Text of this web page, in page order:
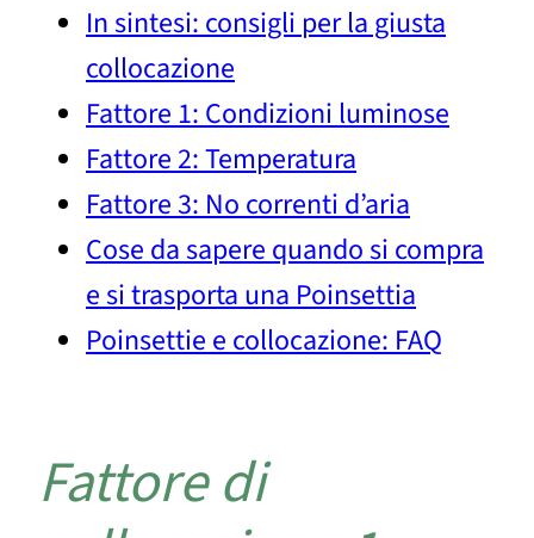
In sintesi: consigli per la giusta
collocazione
Fattore 1: Condizioni luminose
Fattore 2: Temperatura
Fattore 3: No correnti d’aria
Cose da sapere quando si compra
e si trasporta una Poinsettia
Poinsettie e collocazione: FAQ
Fattore di